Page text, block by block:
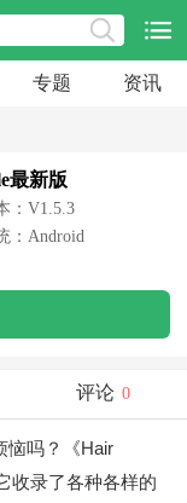
专题 资讯
最新版
：V1.5.3
：Android
评论 0
恼吗？《Hair
收录了各种各样的